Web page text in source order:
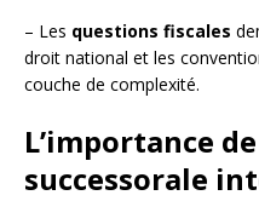
– Les questions fiscales
droit national et les
couche de complexité.
L’importance
successorale